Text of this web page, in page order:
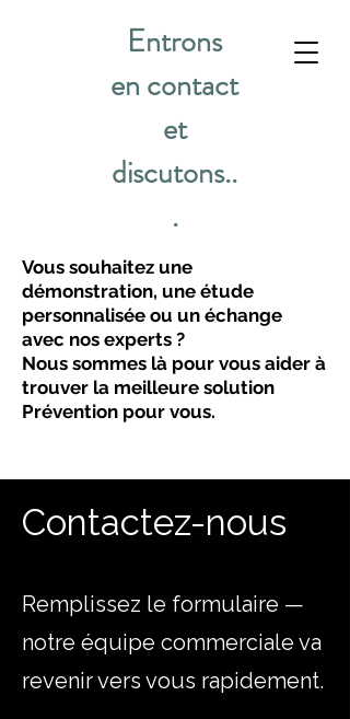
Entrons
en contact
et
discutons..
.
Vous souhaitez une
démonstration, une étude
personnalisée ou un échange
avec nos experts ?
Nous sommes là pour vous aider à
trouver la meilleure solution
Prévention pour vous.
Contactez-nous
Remplissez le formulaire —
notre équipe commerciale va
revenir vers vous rapidement.